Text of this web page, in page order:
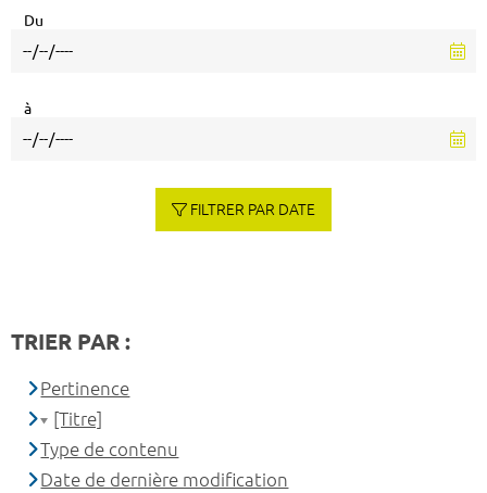
Du
à
FILTRER PAR DATE
TRIER PAR :
Pertinence
[Titre]
Type de contenu
Date de dernière modification